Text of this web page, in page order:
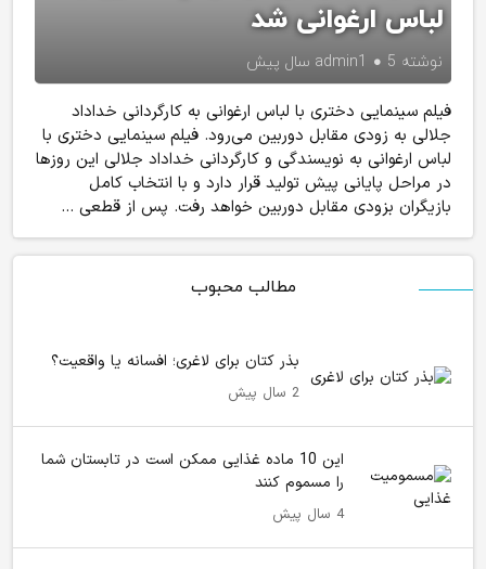
لباس ارغوانی شد
نوشته admin1 5 سال پیش
فیلم سینمایی دختری با لباس ارغوانی به کارگردانی خداداد
جلالی به زودی مقابل دوربین می‌رود. فیلم سینمایی دختری با
لباس ارغوانی به نویسندگی و کارگردانی خداداد جلالی این روزها
در مراحل پایانی پیش تولید قرار دارد و با انتخاب کامل
بازیگران بزودی مقابل دوربین خواهد رفت. پس از قطعی ...
مطالب محبوب
بذر کتان برای لاغری؛ افسانه یا واقعیت؟
2 سال پیش
این 10 ماده غذایی ممکن است در تابستان شما
را مسموم کنند
4 سال پیش